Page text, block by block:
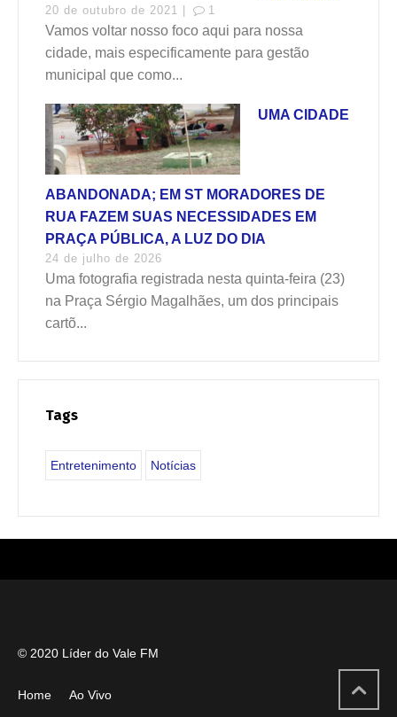
20 de outubro de 2021 | 1
Vamos voltar nosso foco aqui para nossa
cidade, mais especificamente para gestão
municipal que como...
UMA CIDADE
ABANDONADA; EM ST MORADORES DE
RUA FAZEM SUAS NECESSIDADES EM
PRAÇA PÚBLICA, A LUZ DO DIA
24 de julho de 2026
Uma fotografia registrada nesta quinta-feira (23)
na Praça Sérgio Magalhães, um dos principais
cartõ...
Tags
Entretenimento Notícias
© 2020 Líder do Vale FM
Home Ao Vivo